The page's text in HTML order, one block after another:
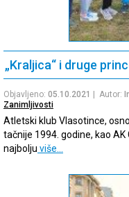
„Kraljica“ i druge
Objavljeno: 05.10.2021 | Autor:
Zanimljivosti
Atletski klub Vlasotince,
tačnije 1994. godine, kao
najbolju više…